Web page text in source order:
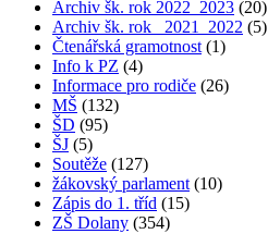
Archiv šk. rok 2022_2023 (20)
Archiv šk. rok_ 2021_2022 (5)
Čtenářská gramotnost (1)
Info k PZ (4)
Informace pro rodiče (26)
MŠ (132)
ŠD (95)
ŠJ (5)
Soutěže (127)
žákovský parlament (10)
Zápis do 1. tříd (15)
ZŠ Dolany (354)